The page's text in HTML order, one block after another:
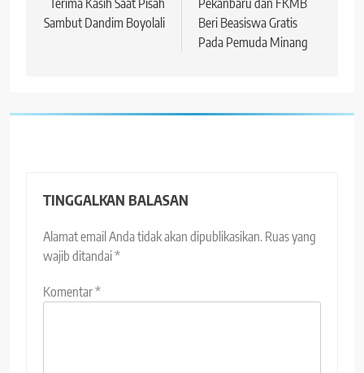
Terima Kasih Saat Pisah
Sambut Dandim Boyolali
Pekanbaru dan FKMB
Beri Beasiswa Gratis
Pada Pemuda Minang
TINGGALKAN BALASAN
Alamat email Anda tidak akan dipublikasikan. Ruas yang
wajib ditandai*
Komentar*